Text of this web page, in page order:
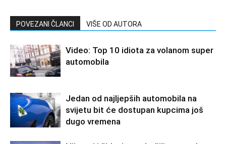
POVEZANI ČLANCI VIŠE OD AUTORA
Video: Top 10 idiota za volanom super
automobila
Jedan od najljepših automobila na
svijetu bit će dostupan kupcima još
dugo vremena